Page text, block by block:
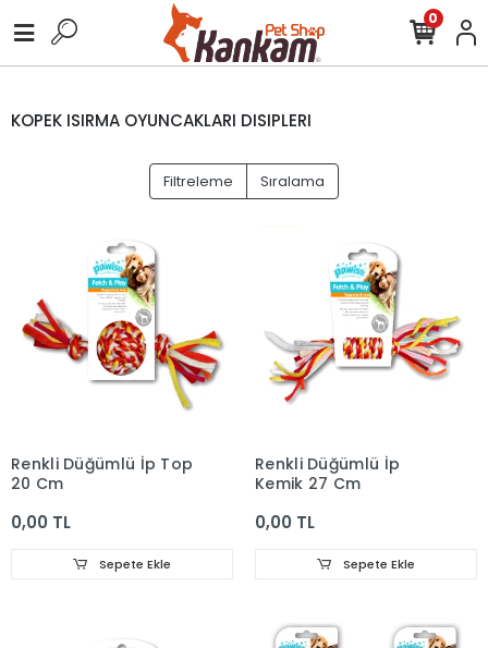
0
KOPEK ISIRMA OYUNCAKLARI DISIPLERI
Filtreleme Sıralama
Renkli Düğümlü İp Top
20 Cm
0,00 TL
Sepete Ekle
Renkli Düğümlü İp
Kemik 27 Cm
0,00 TL
Sepete Ekle